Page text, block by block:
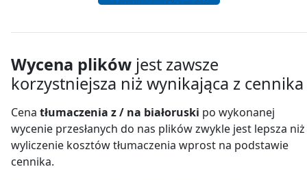
Wycena plików jest zawsze
korzystniejsza niż wynikająca z cennika
Cena tłumaczenia z / na białoruski po wykonanej
wycenie przesłanych do nas plików zwykle jest lepsza niż
wyliczenie kosztów tłumaczenia wprost na podstawie
cennika.